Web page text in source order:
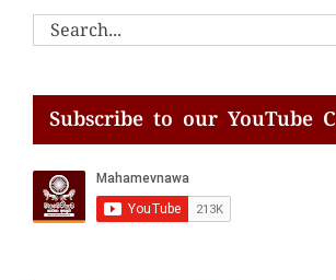
Search
Subscribe to our YouTube